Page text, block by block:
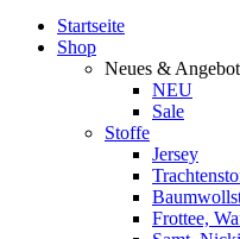
Startseite
Shop
Neues &
NEU
Sale
Stoffe
Jersey
Frottee,